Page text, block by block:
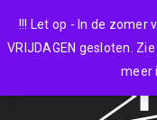
!!! Let op - In de zomer
VRIJDAGEN gesloten.
meer